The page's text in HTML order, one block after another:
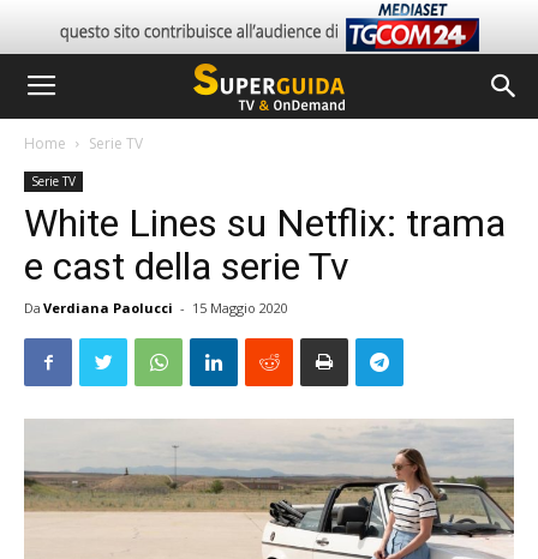
Home Serie TV
Serie TV
White Lines su Netflix: trama
e cast della serie Tv
Da Verdiana Paolucci - 15 Maggio 2020